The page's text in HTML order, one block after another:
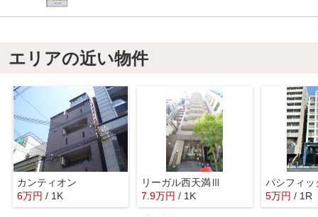
エリアの近い物件
カンティオン
6万円 / 1K
リーガル西天満Ⅲ
7.9万円 / 1K
パシフィッ
5万円 / 1R